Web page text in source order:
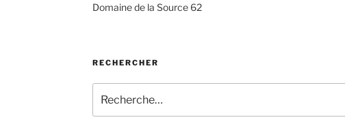
Domaine de la Source 62
RECHERCHER
pour
: